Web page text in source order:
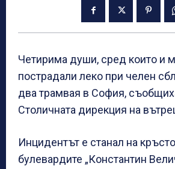
Четирима души, сред които и
пострадали леко при челен
два трамвая в София,
Столичната дирекция на
Инцидентът е станал на
булевардите „Константин